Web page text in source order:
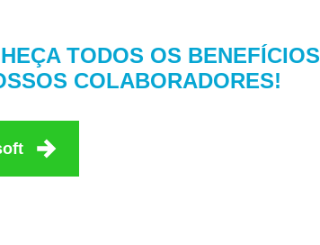
TODOS OS BENEFÍCIOS
COLABORADORES!